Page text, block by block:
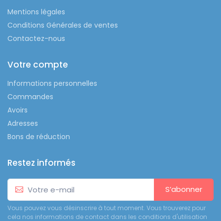
Mentions légales
Conditions Générales de ventes
Contactez-nous
Votre compte
Informations personnelles
Commandes
Avoirs
Adresses
Bons de réduction
Restez informés
S’abonner
Vous pouvez vous désinscrire à tout moment. Vous trouverez pour
cela nos informations de contact dans les conditions d'utilisation